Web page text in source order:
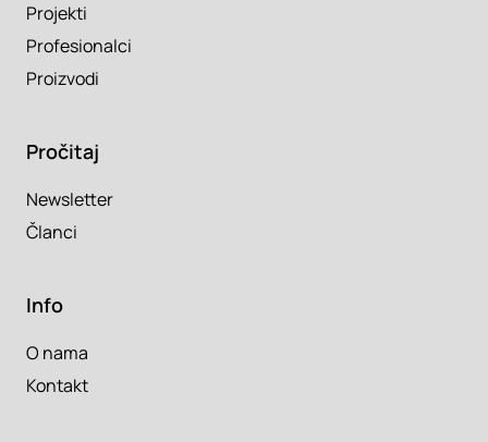
Projekti
Profesionalci
Proizvodi
Pročitaj
Newsletter
Članci
Info
O nama
Kontakt